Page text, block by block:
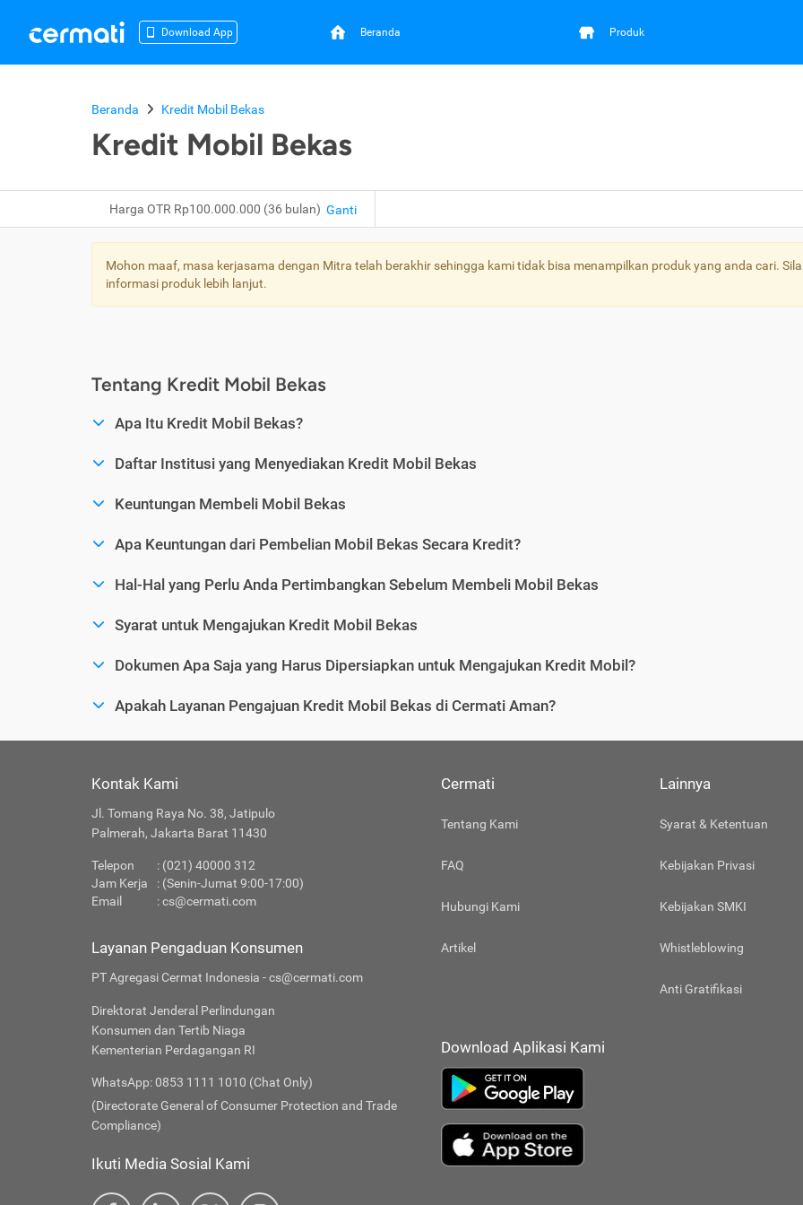
Download App Beranda Produk
Beranda Kredit Mobil Bekas
Kredit Mobil Bekas
Harga OTR Rp100.000.000 (36 bulan) Ganti
Mohon maaf, masa kerjasama dengan Mitra telah berakhir sehingga kami tidak bisa menampilkan produk yang anda cari.
informasi produk lebih lanjut.
Tentang Kredit Mobil Bekas
Apa Itu Kredit Mobil Bekas?
Daftar Institusi yang Menyediakan Kredit Mobil Bekas
Keuntungan Membeli Mobil Bekas
Apa Keuntungan dari Pembelian Mobil Bekas Secara Kredit?
Hal-Hal yang Perlu Anda Pertimbangkan Sebelum Membeli Mobil Bekas
Syarat untuk Mengajukan Kredit Mobil Bekas
Dokumen Apa Saja yang Harus Dipersiapkan untuk Mengajukan Kredit Mobil?
Apakah Layanan Pengajuan Kredit Mobil Bekas di Cermati Aman?
Kontak Kami
Jl. Tomang Raya No. 38, Jatipulo
Palmerah, Jakarta Barat 11430
Telepon
: (021) 40000 312
Jam Kerja
: (Senin-Jumat 9:00-17:00)
Email
:cs@cermati.com
Layanan Pengaduan Konsumen
PT Agregasi Cermat Indonesia - cs@cermati.com
Direktorat Jenderal Perlindungan
Konsumen dan Tertib Niaga
Kementerian Perdagangan RI
WhatsApp: 0853 1111 1010 (Chat Only)
(Directorate General of Consumer Protection and Trade
Compliance)
Ikuti Media Sosial Kami
Cermati
Tentang Kami
FAQ
Hubungi Kami
Artikel
Lainnya
Syarat & Ketentuan
Kebijakan Privasi
Kebijakan SMKI
Whistleblowing
Anti Gratifikasi
Download Aplikasi Kami